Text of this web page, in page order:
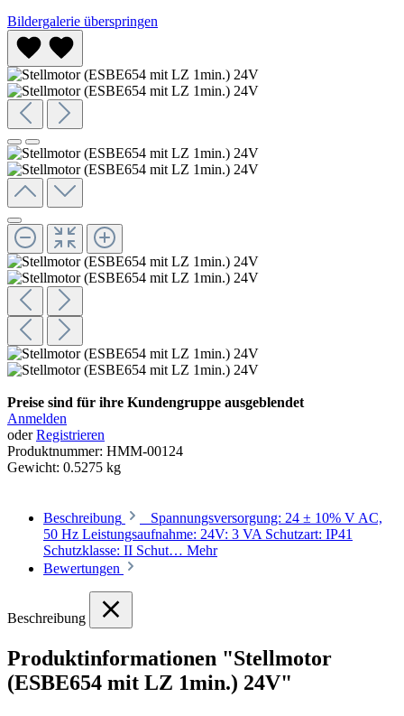
Bildergalerie überspringen
Preise sind für ihre Kundengruppe ausgeblendet
Anmelden
oderRegistrieren
Produktnummer: HMM-00124
Gewicht: 0.5275 kg
Beschreibung
Spannungsversorgung: 24 ± 10% V AC,
50 Hz Leistungsaufnahme: 24V: 3 VA Schutzart: IP41
Schutzklasse: II Schut… Mehr
Bewertungen
Beschreibung
Produktinformationen "Stellmotor
(ESBE654 mit LZ 1min.) 24V"